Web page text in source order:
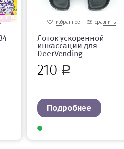
избранное сравнить
Лоток ускоренной
инкассации для
DeerVending
210 Р
Подробнее